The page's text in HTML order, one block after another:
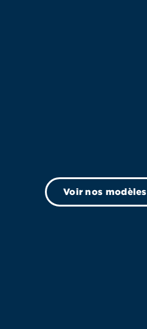
Voir nos modèles